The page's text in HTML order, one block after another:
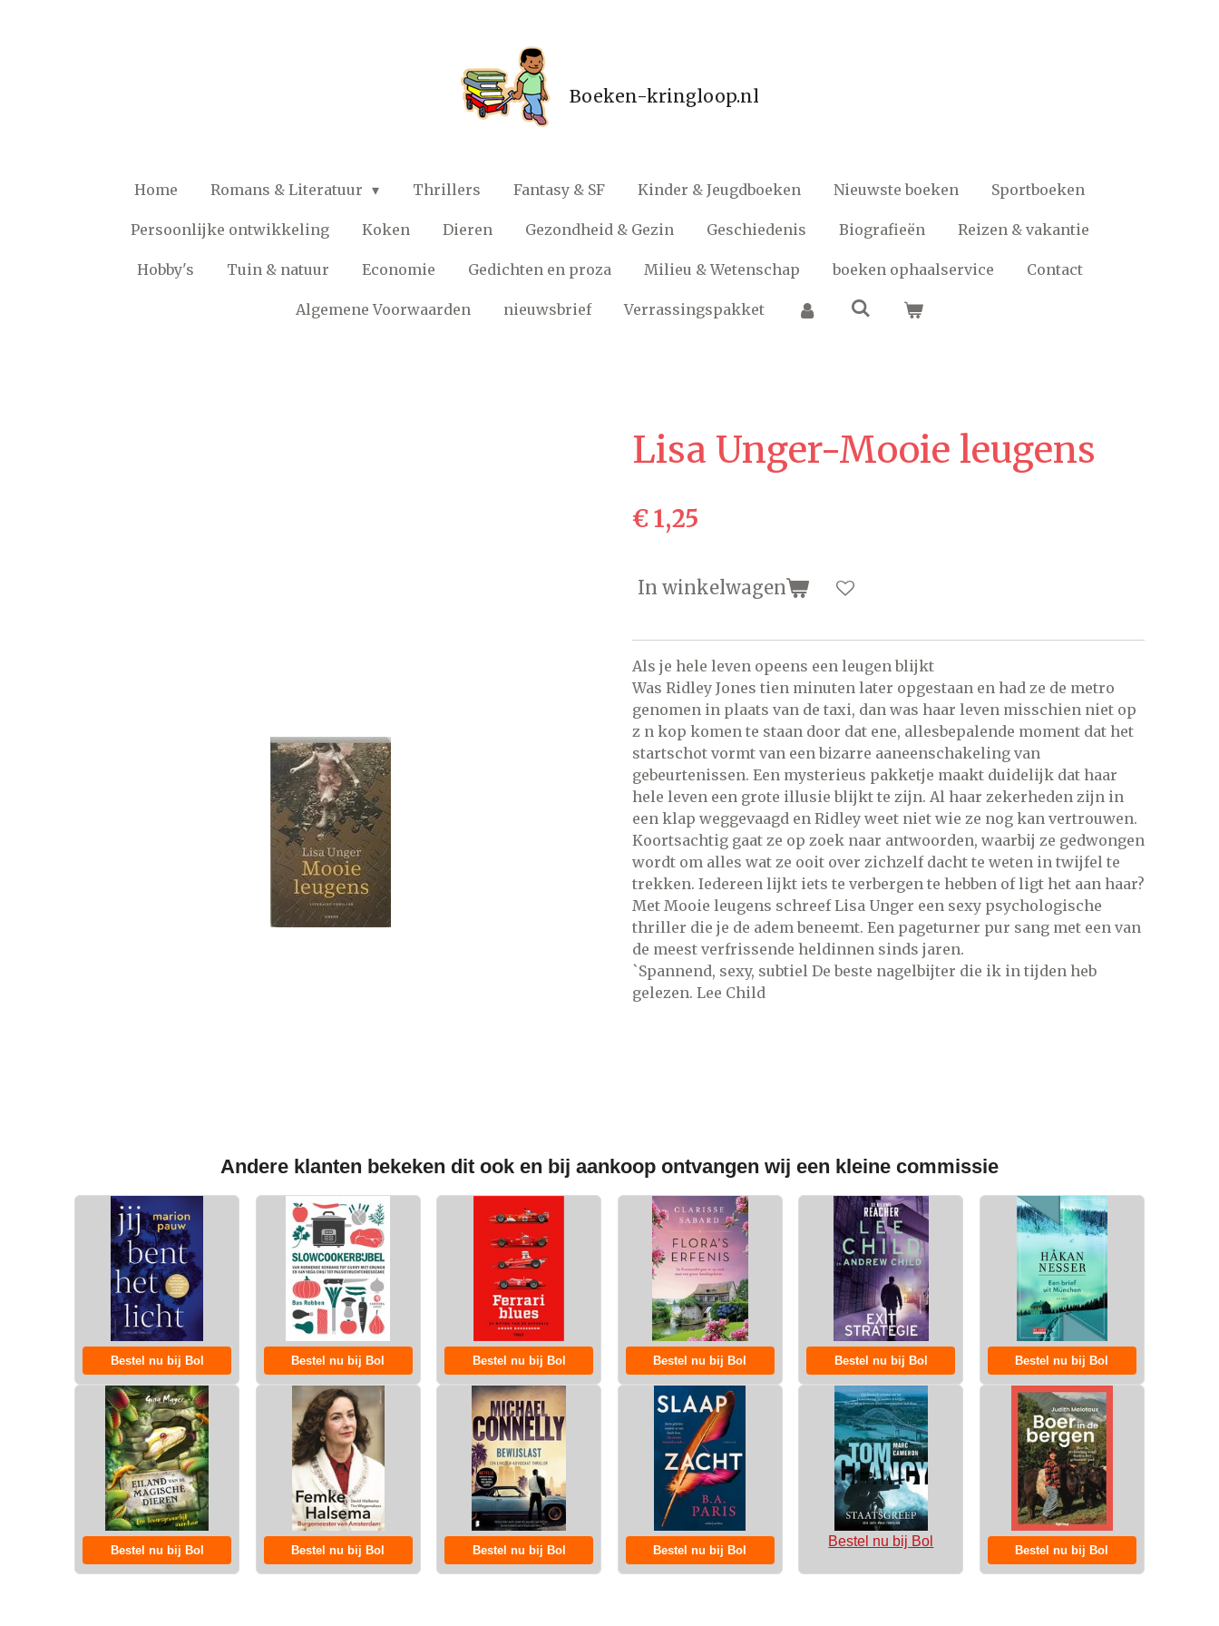
Boeken-kringloop.nl
Home Romans & Literatuur Thrillers Fantasy & SF Kinder & Jeugdboeken Nieuwste boeken Sportboeken
Persoonlijke ontwikkeling Koken Dieren Gezondheid & Gezin Geschiedenis Biografieën Reizen & vakantie
Hobby's Tuin & natuur Economie Gedichten en proza Milieu & Wetenschap boeken ophaalservice Contact
Algemene Voorwaarden nieuwsbrief Verrassingspakket
Lisa Unger-Mooie leugens
€ 1,25
In winkelwagen
Als je hele leven opeens een leugen blijkt
Was Ridley Jones tien minuten later opgestaan en had ze de metro
genomen in plaats van de taxi, dan was haar leven misschien niet op
z n kop komen te staan door dat ene, allesbepalende moment dat het
startschot vormt van een bizarre aaneenschakeling van
gebeurtenissen. Een mysterieus pakketje maakt duidelijk dat haar
hele leven een grote illusie blijkt te zijn. Al haar zekerheden zijn in
een klap weggevaagd en Ridley weet niet wie ze nog kan vertrouwen.
Koortsachtig gaat ze op zoek naar antwoorden, waarbij ze gedwongen
wordt om alles wat ze ooit over zichzelf dacht te weten in twijfel te
trekken. Iedereen lijkt iets te verbergen te hebben of ligt het aan haar?
Met Mooie leugens schreef Lisa Unger een sexy psychologische
thriller die je de adem beneemt. Een pageturner pur sang met een van
de meest verfrissende heldinnen sinds jaren.
`Spannend, sexy, subtiel De beste nagelbijter die ik in tijden heb
gelezen. Lee Child
Andere klanten bekeken dit ook en bij aankoop ontvangen wij een kleine commissie
Bestel nu bij Bol Bestel nu bij Bol Bestel nu bij Bol Bestel nu bij Bol Bestel nu bij Bol Bestel nu bij Bol
Bestel nu bij Bol Bestel nu bij Bol Bestel nu bij Bol Bestel nu bij Bol
Bestel nu bij Bol
Bestel nu bij Bol